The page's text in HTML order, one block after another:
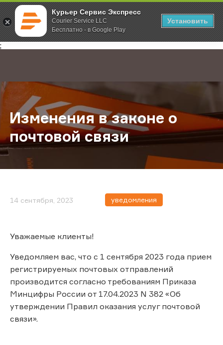
Курьер Сервис Экспресс
Courier Service LLC
Бесплатно - в Google Play
Установить
;
Главная О компании Новости Изменения в законе о почтовой
Изменения в законе о
почтовой связи
14 сентября, 2023 уведомления
Уважаемые клиенты!
Уведомляем вас, что с 1 сентября 2023 года прием
регистрируемых почтовых отправлений
производится согласно требованиям Приказа
Минцифры России от 17.04.2023 N 382 «Об
утверждении Правил оказания услуг почтовой
связи».